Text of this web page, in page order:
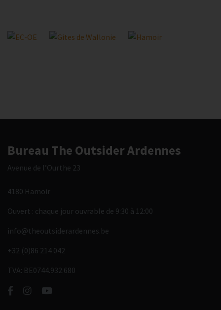
Bureau The Outsider Ardennes
Avenue de l’Ourthe 23
4180 Hamoir
Ouvert : chaque jour ouvrable de 9:30 à 12:00
info@theoutsiderardennes.be
+32 (0)86 214 042
TVA: BE0744.932.680